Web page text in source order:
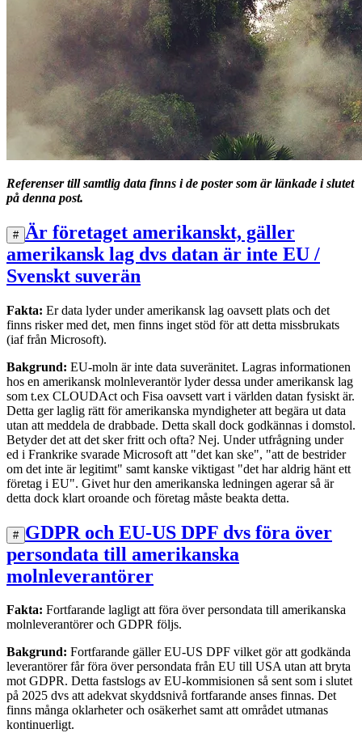
Referenser till samtlig data finns i de poster som är länkade i slutet
på denna post.
# Är företaget amerikanskt, gäller
amerikansk lag dvs datan är inte EU /
Svenskt suverän
Fakta: Er data lyder under amerikansk lag oavsett plats och det
finns risker med det, men finns inget stöd för att detta missbrukats
(iaf från Microsoft).
Bakgrund: EU-moln är inte data suveränitet. Lagras informationen
hos en amerikansk molnleverantör lyder dessa under amerikansk lag
som t.ex CLOUDAct och Fisa oavsett vart i världen datan fysiskt är.
Detta ger laglig rätt för amerikanska myndigheter att begära ut data
utan att meddela de drabbade. Detta skall dock godkännas i domstol.
Betyder det att det sker fritt och ofta? Nej. Under utfrågning under
ed i Frankrike svarade Microsoft att "det kan ske", "att de bestrider
om det inte är legitimt" samt kanske viktigast "det har aldrig hänt ett
företag i EU". Givet hur den amerikanska ledningen agerar så är
detta dock klart oroande och företag måste beakta detta.
# GDPR och EU-US DPF dvs föra över
persondata till amerikanska
molnleverantörer
Fakta: Fortfarande lagligt att föra över persondata till amerikanska
molnleverantörer och GDPR följs.
Bakgrund: Fortfarande gäller EU-US DPF vilket gör att godkända
leverantörer får föra över persondata från EU till USA utan att bryta
mot GDPR. Detta fastslogs av EU-kommisionen så sent som i slutet
på 2025 dvs att adekvat skyddsnivå fortfarande anses finnas. Det
finns många oklarheter och osäkerhet samt att området utmanas
kontinuerligt.